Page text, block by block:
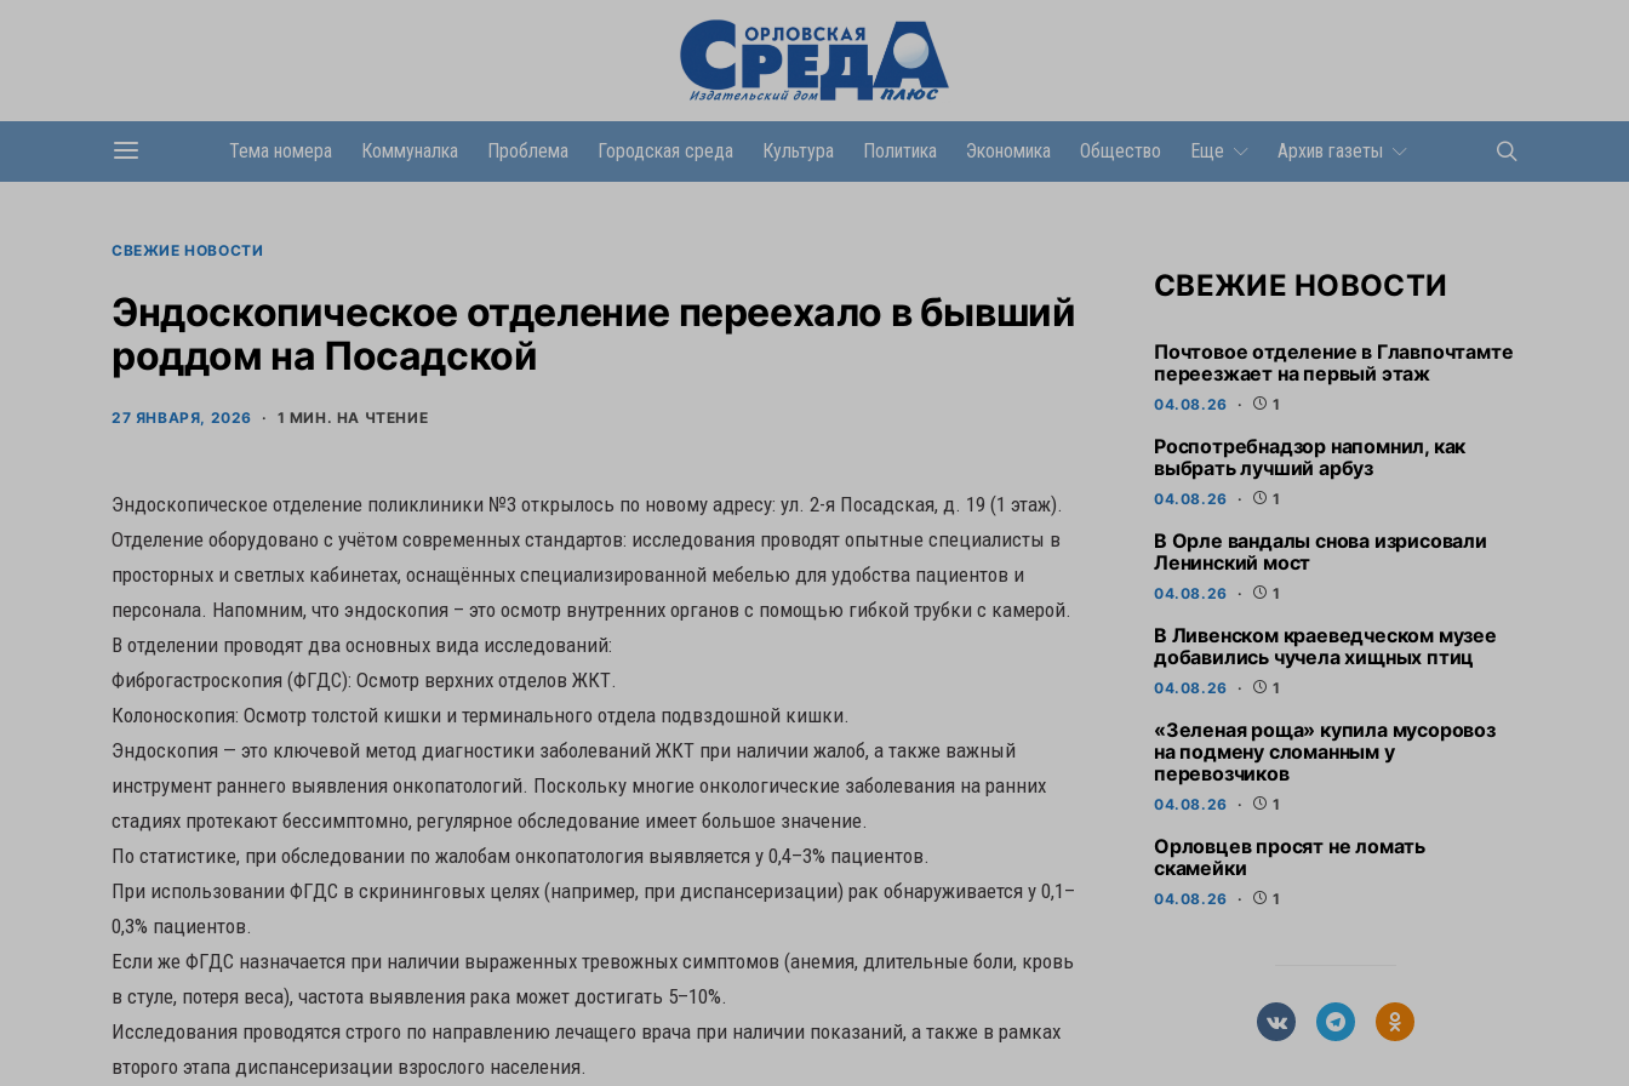
Тема номера Коммуналка Проблема Городская среда Культура Политика Экономика Общество Еще Архив газеты
СВЕЖИЕ НОВОСТИ
Эндоскопическое отделение переехало в бывший
роддом на Посадской
27 ЯНВАРЯ, 2026 1 МИН. НА ЧТЕНИЕ
Эндоскопическое отделение поликлиники №3 открылось по новому адресу: ул. 2-я Посадская, д. 19 (1 этаж).
Отделение оборудовано с учётом современных стандартов: исследования проводят опытные специалисты в
просторных и светлых кабинетах, оснащённых специализированной мебелью для удобства пациентов и
персонала. Напомним, что эндоскопия – это осмотр внутренних органов с помощью гибкой трубки с камерой.
В отделении проводят два основных вида исследований:
Фиброгастроскопия (ФГДС): Осмотр верхних отделов ЖКТ.
Колоноскопия: Осмотр толстой кишки и терминального отдела подвздошной кишки.
Эндоскопия — это ключевой метод диагностики заболеваний ЖКТ при наличии жалоб, а также важный
инструмент раннего выявления онкопатологий. Поскольку многие онкологические заболевания на ранних
стадиях протекают бессимптомно, регулярное обследование имеет большое значение.
По статистике, при обследовании по жалобам онкопатология выявляется у 0,4–3% пациентов.
При использовании ФГДС в скрининговых целях (например, при диспансеризации) рак обнаруживается у 0,1–
0,3% пациентов.
Если же ФГДС назначается при наличии выраженных тревожных симптомов (анемия, длительные боли, кровь
в стуле, потеря веса), частота выявления рака может достигать 5–10%.
Исследования проводятся строго по направлению лечащего врача при наличии показаний, а также в рамках
второго этапа диспансеризации взрослого населения.
СВЕЖИЕ НОВОСТИ
Почтовое отделение в Главпочтамте
переезжает на первый этаж
04.08.26 1
Роспотребнадзор напомнил, как
выбрать лучший арбуз
04.08.26 1
В Орле вандалы снова изрисовали
Ленинский мост
04.08.26 1
В Ливенском краеведческом музее
добавились чучела хищных птиц
04.08.26 1
«Зеленая роща» купила мусоровоз
на подмену сломанным у
перевозчиков
04.08.26 1
Орловцев просят не ломать
скамейки
04.08.26 1